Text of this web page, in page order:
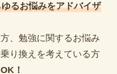
るお悩みをアドバイザ
、勉強に関するお悩み
り換えを考えている方
！